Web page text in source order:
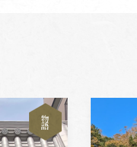
物
語